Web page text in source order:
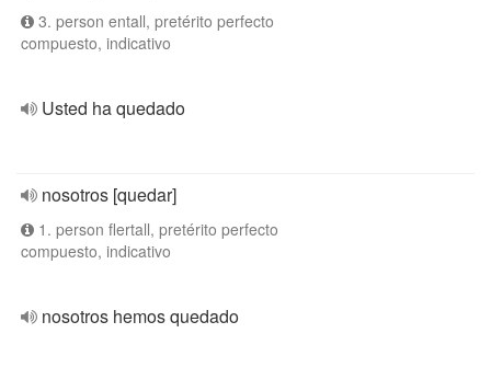
3. person entall, pretérito perfecto
compuesto, indicativo
Usted ha quedado
nosotros [quedar]
1. person flertall, pretérito perfecto
compuesto, indicativo
nosotros hemos quedado